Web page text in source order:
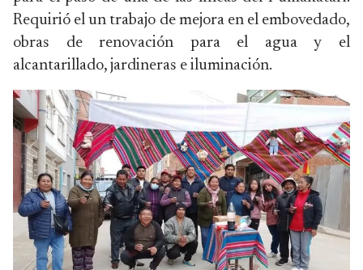
Requirió el un trabajo de mejora en el embovedado,
obras de renovación para el agua y el
alcantarillado, jardineras e iluminación.